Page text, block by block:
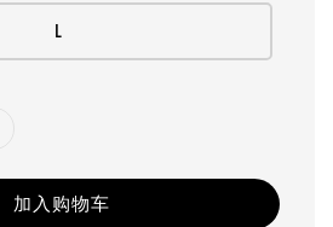
L
加入购物车